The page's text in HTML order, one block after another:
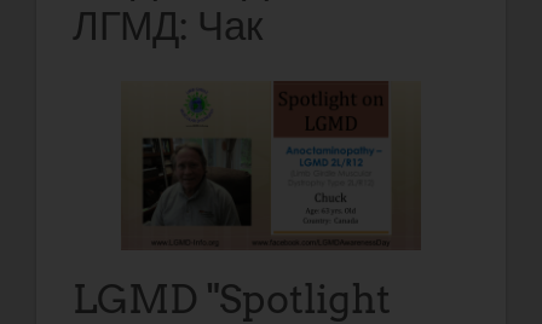
ЛГМД: Чак
LGMD "Spotlight